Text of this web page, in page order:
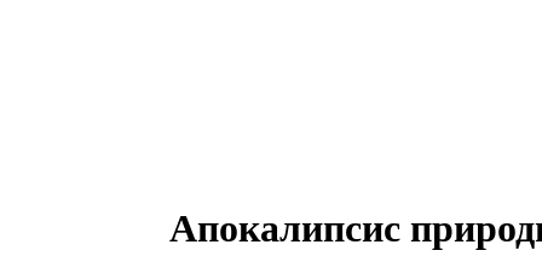
Апокалипсис